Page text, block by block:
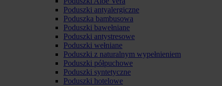
Poduszki antyalergiczne
Poduszka bambusowa
Poduszki bawełniane
Poduszki antystresowe
Poduszki wełniane
Poduszki z naturalnym wypełnieniem
Poduszki półpuchowe
Poduszki syntetyczne
Poduszki hotelowe